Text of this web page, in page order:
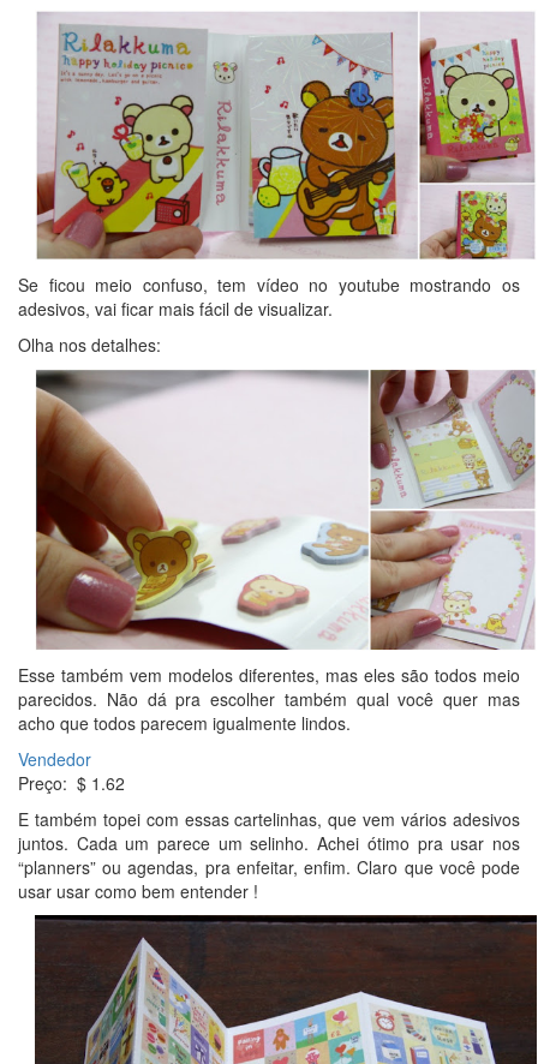
Se ficou meio confuso, tem vídeo no youtube mostrando os
adesivos, vai ficar mais fácil de visualizar.
Olha nos detalhes:
Esse também vem modelos diferentes, mas eles são todos meio
parecidos. Não dá pra escolher também qual você quer mas
acho que todos parecem igualmente lindos.
Vendedor
Preço: $ 1.62
E também topei com essas cartelinhas, que vem vários adesivos
juntos. Cada um parece um selinho. Achei ótimo pra usar nos
“planners” ou agendas, pra enfeitar, enfim. Claro que você pode
usar usar como bem entender !